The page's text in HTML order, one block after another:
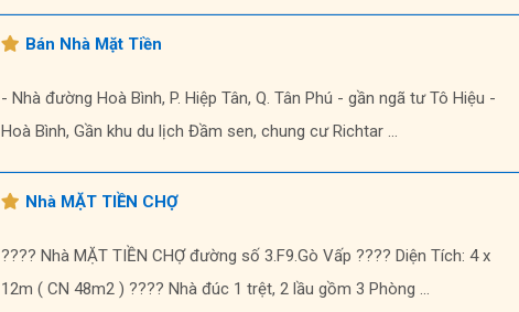
Bán Nhà Mặt Tiền
- Nhà đường Hoà Bình, P. Hiệp Tân, Q. Tân Phú - gần ngã tư Tô Hiệu -
Hoà Bình, Gần khu du lịch Đầm sen, chung cư Richtar ...
Nhà MẶT TIỀN CHỢ
???? Nhà MẶT TIỀN CHỢ đường số 3.F9.Gò Vấp ???? Diện Tích: 4 x
12m ( CN 48m2 ) ???? Nhà đúc 1 trệt, 2 lầu gồm 3 Phòng ...